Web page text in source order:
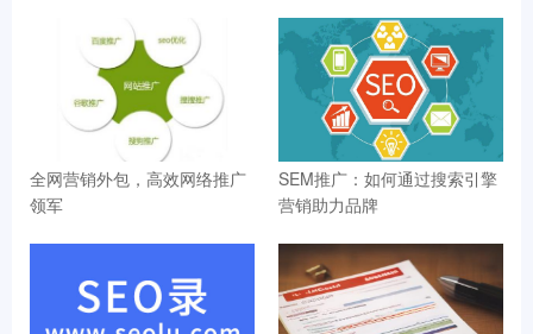
全网营销外包，高效网络推广
领军
SEM推广：如何通过搜索引擎
营销助力品牌